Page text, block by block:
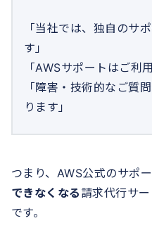
「当社では、独自のサ
す」
「AWSサポートはご利
「障害・技術的なご質
ります」
つまり、AWS公式のサポ
できなくなる 請求代行サ
です。